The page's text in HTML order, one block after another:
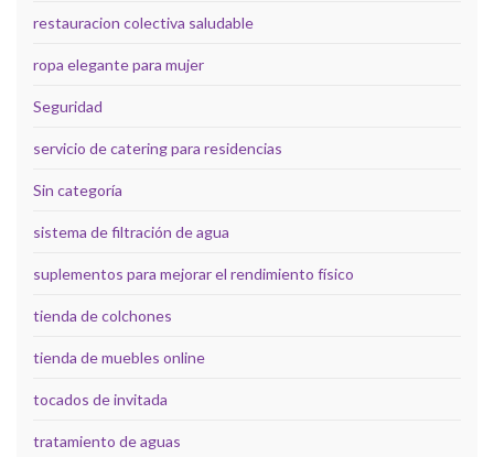
restauracion colectiva saludable
ropa elegante para mujer
Seguridad
servicio de catering para residencias
Sin categoría
sistema de filtración de agua
suplementos para mejorar el rendimiento físico
tienda de colchones
tienda de muebles online
tocados de invitada
tratamiento de aguas